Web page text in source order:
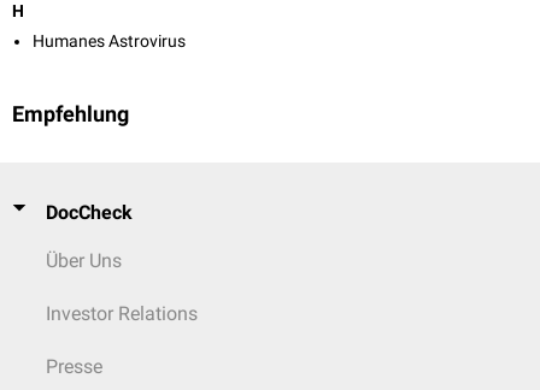
H
Humanes Astrovirus
Empfehlung
DocCheck
Über Uns
Investor Relations
Presse